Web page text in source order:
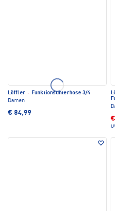
Löffler · Funktionsunterhose 3/4
Damen
€ 84,99